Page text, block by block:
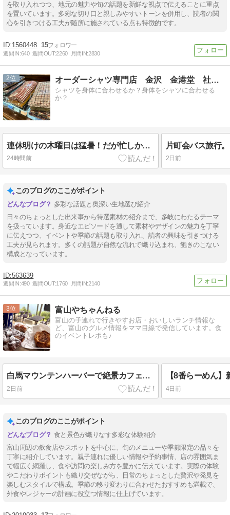
を取り入れつつ、地元の魅力や旬の話題を新鮮な視点で伝えることに重点
を置いています。多彩な切り口と親しみやすいトーンを併用し、読者の関
心を引きつける工夫が随所に施されている点も特徴的です。
1560448 15
週間IN:640 週間OUT:2260 月間IN:2830
2 オーダーシャツ専門店 金沢 金港堂 社長ブログ
シャツを身体に合わせるか？身体をシャツに合わせる
か？
連休明けの木曜日は猛暑！だが忙しかった。
24時間前
片町会バス旅行。
2日前
このブログのここがポイント
多彩な話題と奥深い生地選び紹介
日々のちょっとした出来事から特選素材の紹介まで、多岐にわたるテーマ
を扱っています。身近なエピソードを通して素材やデザインの魅力を丁寧
に伝えつつ、イベントや季節の話題も取り入れ、読者の興味を引きつける
工夫が見られます。多くの話題が自然な流れで織り込まれ、飽きのこない
構成となっています。
563639
週間IN:490 週間OUT:1760 月間IN:2140
3 富山やちゃんねる
富山の子連れで行きやすお店・おいしいランチ情報な
ど、富山のグルメ情報をママ目線で発信しています。食
のイベントレポも♪
白馬マウンテンハーバーで絶景カフェ｜THE CITY BAKERYのベーカーズマフィン
2日前 4日前
このブログのここがポイント
食と景色が織りなす多彩な体験紹介
富山周辺の飲食店やスポットを中心に、旬のメニューや季節限定の品々を
丁寧に紹介しています。親子連れに優しい情報や予約事情、店の雰囲気ま
で幅広く網羅し、食や訪問の楽しみ方を豊かに伝えています。実際の体験
やこだわりポイントも織り交ぜながら、日常のちょっとした贅沢や発見を
楽しむスタイルで構成。季節の移り変わりに合わせたおすすめも満載で、
外食やレジャーの計画に役立つ情報に仕上げています。